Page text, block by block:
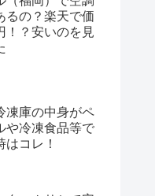
るの？楽天で価
！？安いのを見
凍庫の中身がペ
や冷凍食品等で
はコレ！